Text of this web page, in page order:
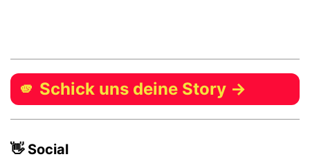
🫵 Schick uns deine Story →
👋 Social